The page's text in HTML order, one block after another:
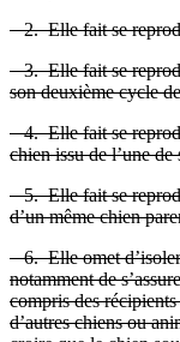
2. Elle fait se
3. Elle fait se
son deuxième cycle
4. Elle fait se
chien issu de l’une de
5. Elle fait se
d’un même chien
6. Elle omet d’isoler
notamment de
compris des
d’autres chiens ou